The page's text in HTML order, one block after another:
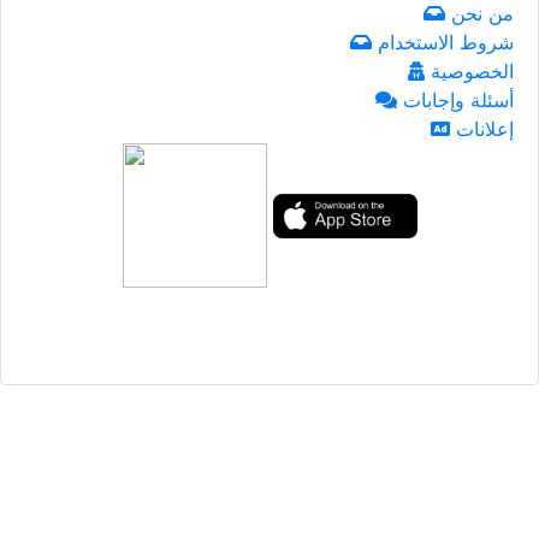
من نحن
شروط الاستخدام
الخصوصية
أسئلة وإجابات
إعلانات